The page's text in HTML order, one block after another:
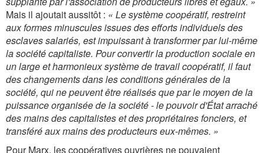
Mais il ajoutait aussitôt : « Le système coopératif, restreint
aux formes minuscules issues des efforts individuels des
esclaves salariés, est impuissant à transformer par lui-même
la société capitaliste. Pour convertir la production sociale en
un large et harmonieux système de travail coopératif, il faut
des changements dans les conditions générales de la
société, qui ne peuvent être réalisés que par le moyen de la
puissance organisée de la société - le pouvoir d'État arraché
des mains des capitalistes et des propriétaires fonciers, et
transféré aux mains des producteurs eux-mêmes. »
Pour Marx, les coopératives ouvrières ne pouvaient